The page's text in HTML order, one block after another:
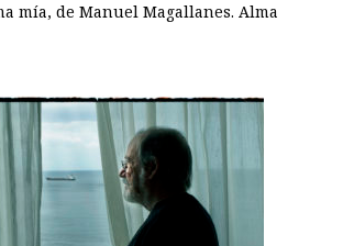
mía, de Manuel Magallanes. Alma